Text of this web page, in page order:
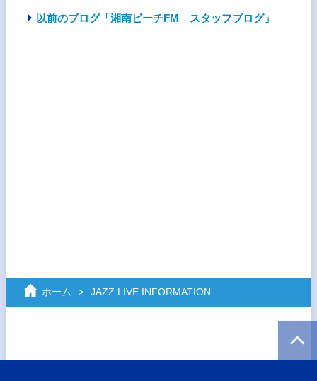
以前のブログ「湘南ビーチFM スタッフブログ」
ホーム JAZZ LIVE INFORMATION